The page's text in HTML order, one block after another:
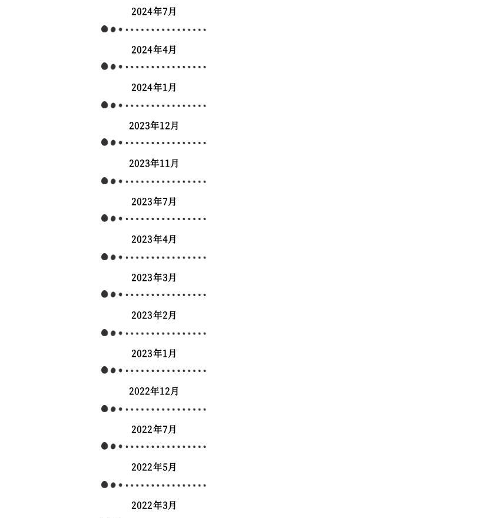
2024年7月
2024年4月
2024年1月
2023年12月
2023年11月
2023年7月
2023年4月
2023年3月
2023年2月
2023年1月
2022年12月
2022年7月
2022年5月
2022年3月